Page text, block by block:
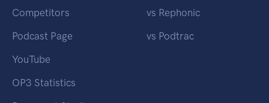
Competitors
Podcast Page
YouTube
OP3 Statistics
vs Rephonic
vs Podtrac